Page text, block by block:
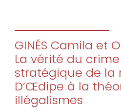
GINÉS Camila et
La vérité du
stratégique de la
D’Œdipe à la
illégalismes